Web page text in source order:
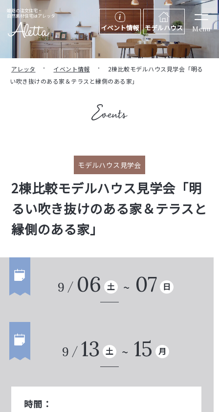
姫路の注文住宅・
自然素材住宅はアレッタ
イベント情報 モデルハウス Menu
アレッタ イベント情報
2棟比較モデルハウス見学会「明る
い吹き抜けのある家＆テラスと縁側のある家」
モデルハウス見学会
2棟比較モデルハウス見学会「明
るい吹き抜けのある家＆テラスと
縁側のある家」
9 06 土 07 日
9 13 土 15 月
時間：